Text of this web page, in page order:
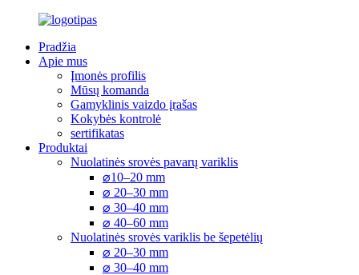
Pradžia
Apie mus
Įmonės profilis
Mūsų komanda
Gamyklinis vaizdo įrašas
Kokybės kontrolė
sertifikatas
Produktai
Nuolatinės srovės pavarų variklis
⌀10–20 mm
⌀ 20–30 mm
⌀ 30–40 mm
⌀ 40–60 mm
Nuolatinės srovės variklis be šepetėlių
⌀ 20–30 mm
⌀ 30–40 mm